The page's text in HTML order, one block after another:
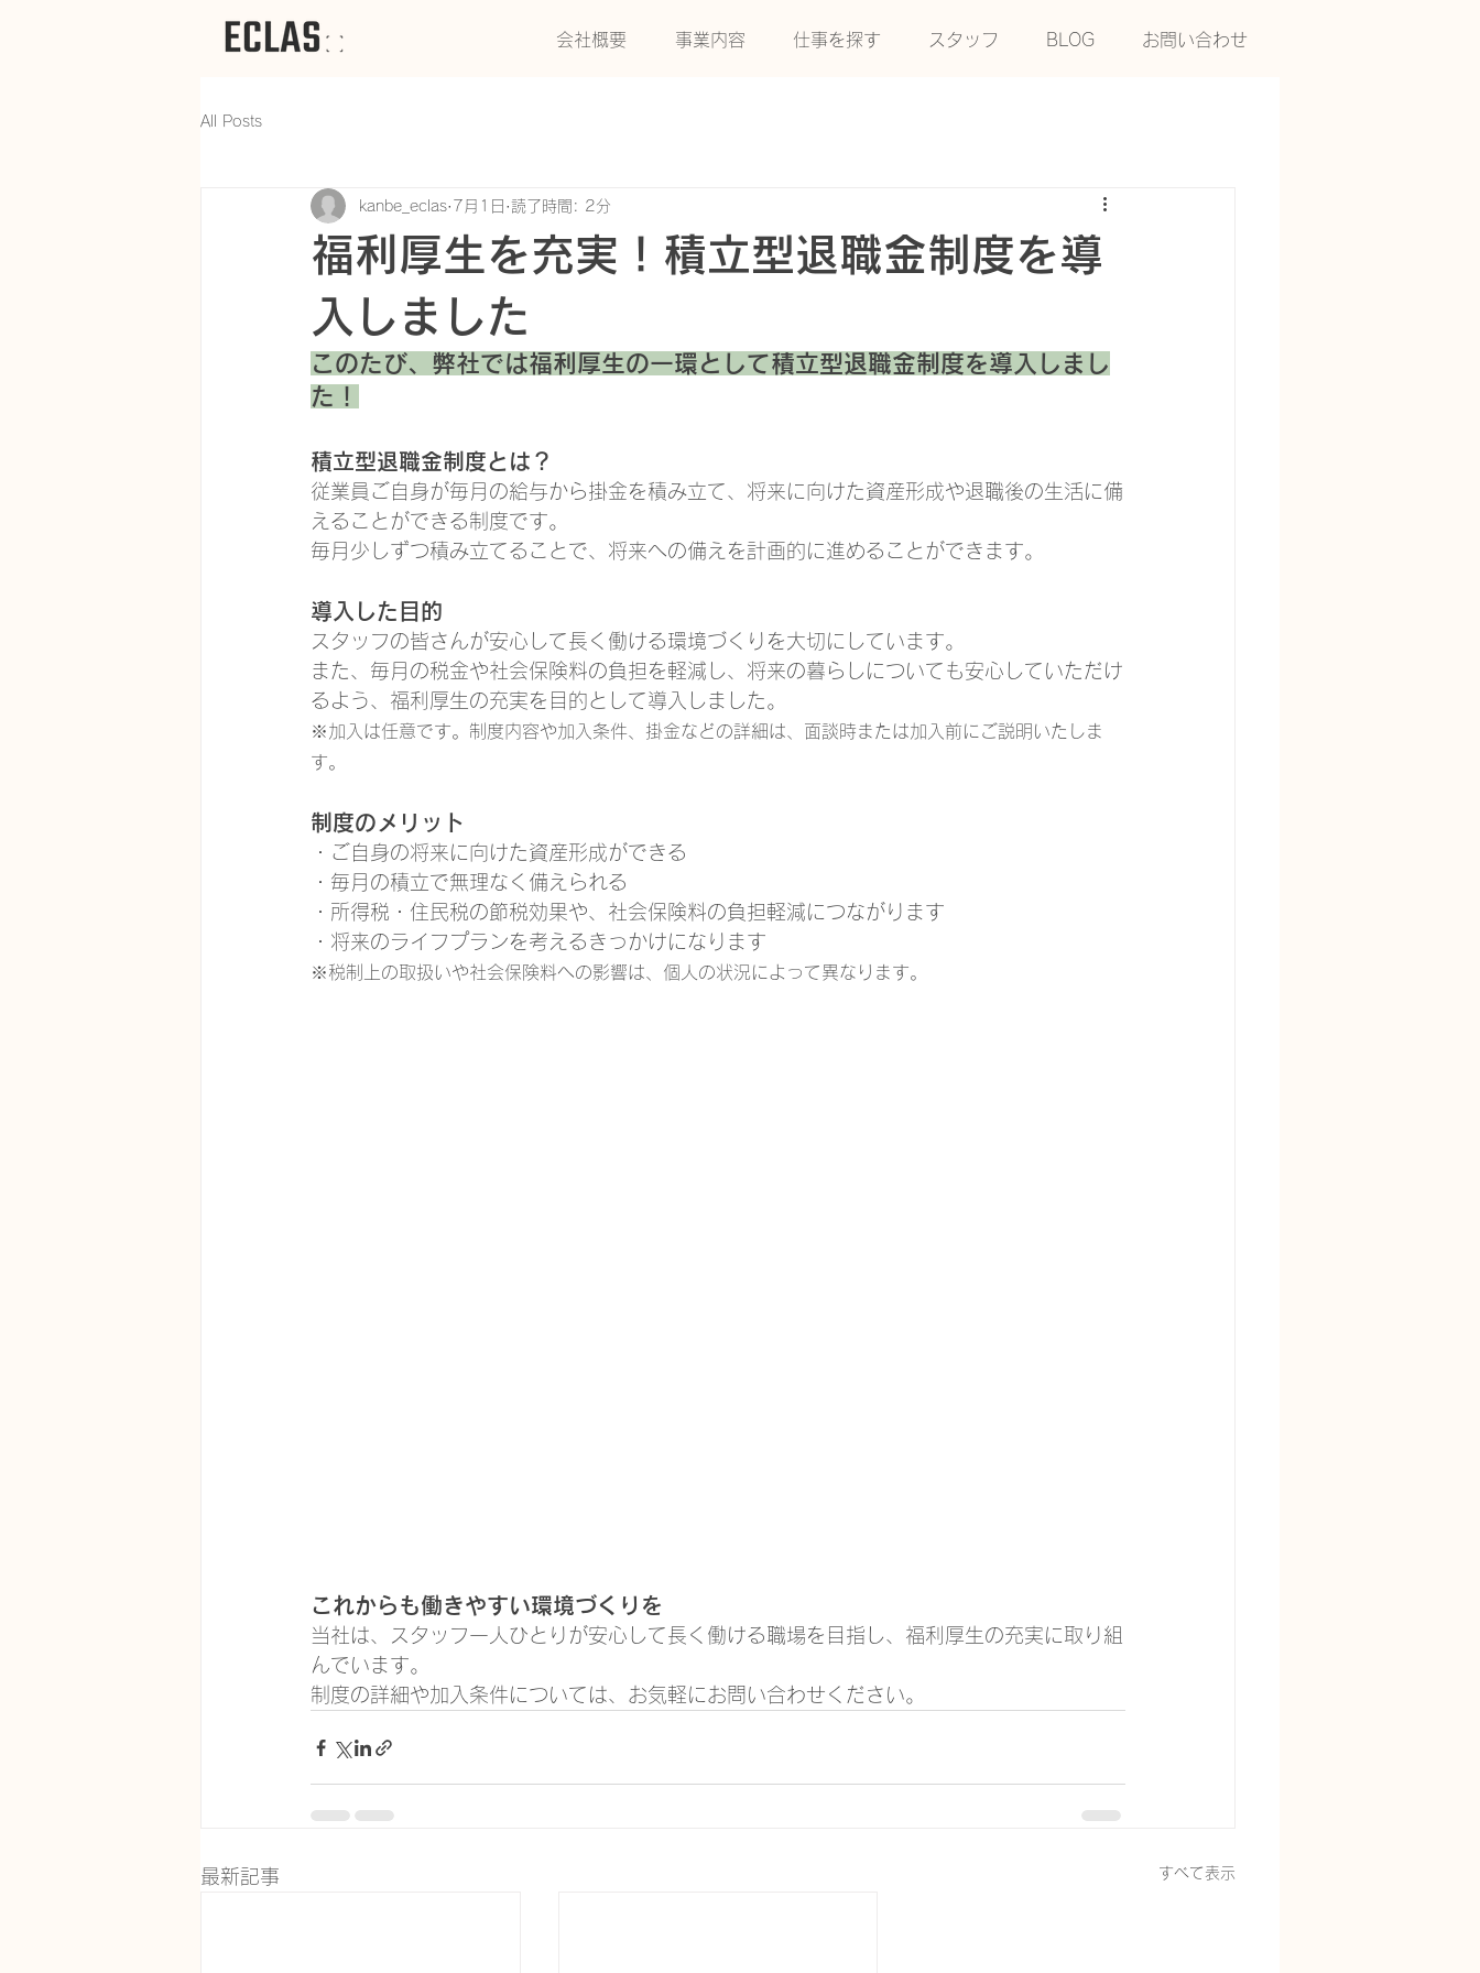
会社概要 事業内容 仕事を探す スタッフ BLOG お問い合わせ
All Posts
福利厚生を充実！積立型退職金制度を導
入しました
kanbe_eclas 7月1日 読了時間: 2分
このたび、弊社では福利厚生の一環として積立型退職金制度を導入しまし
た！
積立型退職金制度とは？
従業員ご自身が毎月の給与から掛金を積み立て、将来に向けた資産形成や退職後の生活に備
えることができる制度です。
毎月少しずつ積み立てることで、将来への備えを計画的に進めることができます。
導入した目的
スタッフの皆さんが安心して長く働ける環境づくりを大切にしています。
また、毎月の税金や社会保険料の負担を軽減し、将来の暮らしについても安心していただけ
るよう、福利厚生の充実を目的として導入しました。
※加入は任意です。制度内容や加入条件、掛金などの詳細は、面談時または加入前にご説明いたしま
す。
制度のメリット
・ご自身の将来に向けた資産形成ができる
・毎月の積立で無理なく備えられる
・所得税・住民税の節税効果や、社会保険料の負担軽減につながります
・将来のライフプランを考えるきっかけになります
※税制上の取扱いや社会保険料への影響は、個人の状況によって異なります。
これからも働きやすい環境づくりを
当社は、スタッフ一人ひとりが安心して長く働ける職場を目指し、福利厚生の充実に取り組
んでいます。
制度の詳細や加入条件については、お気軽にお問い合わせください。
最新記事 すべて表示